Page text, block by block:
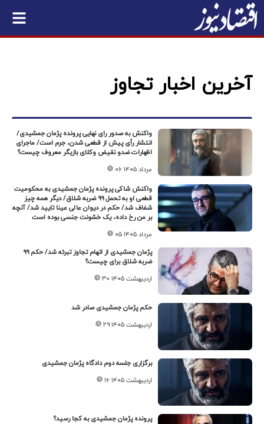
آخرین اخبار تجاوز
واکنش به صدور رای نهایی پرونده پژمان جمشیدی/
انتشار رأی پیش از قطعی شدن، جرم است/ ماجرای
اظهارات ضدو نقیض وکلای بازیگر معروف چیست؟
۰۶ مرداد ۱۴۰۵
واکنش شاکی پرونده پژمان جمشیدی به محکومیت
قطعی او به تحمل ۹۹ ضربه شلاق/ دیگر همه چیز
شفاف شد/ حکم در دیوان عالی عینا تایید شد/ آنچه
بر من رخ داده، یک خشونت جنسی بوده است
۰۵ مرداد ۱۴۰۵
پژمان جمشیدی از اتهام تجاوز تبرئه شد/ حکم ۹۹
ضربه شلاق برای چیست؟
۳۰ اردیبهشت ۱۴۰۵
حکم پژمان جمشیدی صادر شد
۲۹ اردیبهشت ۱۴۰۵
برگزاری جلسه دوم دادگاه پژمان جمشیدی
۱۶ اردیبهشت ۱۴۰۵
پرونده پژمان جمشیدی به کجا رسید؟